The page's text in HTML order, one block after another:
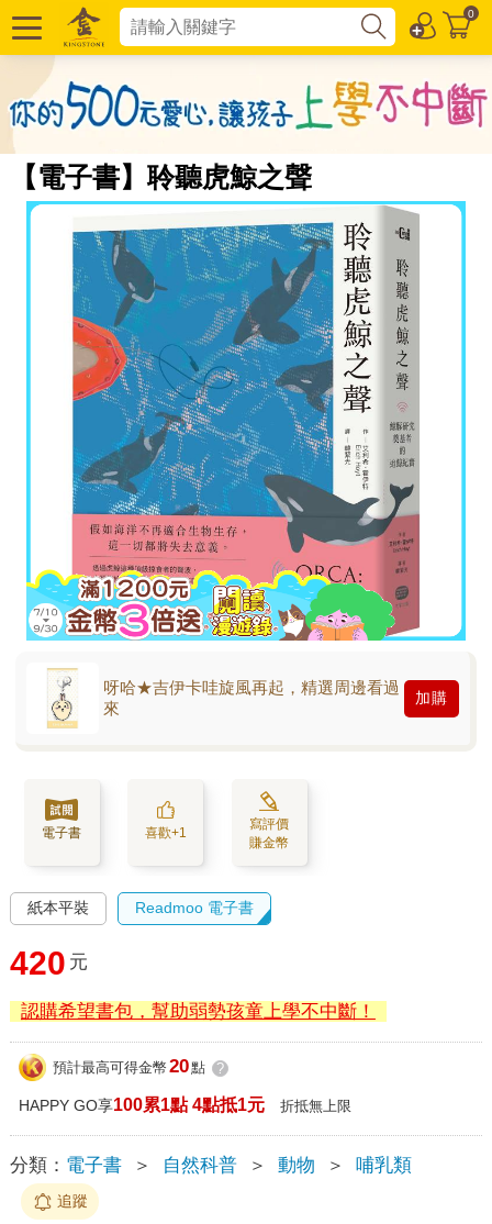
0
【電子書】聆聽虎鯨之聲
呀哈★吉伊卡哇旋風再起，精選周邊看過
來
加購
電子書 喜歡+1
寫評價
賺金幣
紙本平裝 Readmoo 電子書
420 元
認購希望書包，幫助弱勢孩童上學不中斷！
預計最高可得金幣 20點 ?
HAPPY GO享100累1點 4點抵1元 折抵無上限
分類： 電子書 ＞ 自然科普 ＞ 動物 ＞ 哺乳類
追蹤